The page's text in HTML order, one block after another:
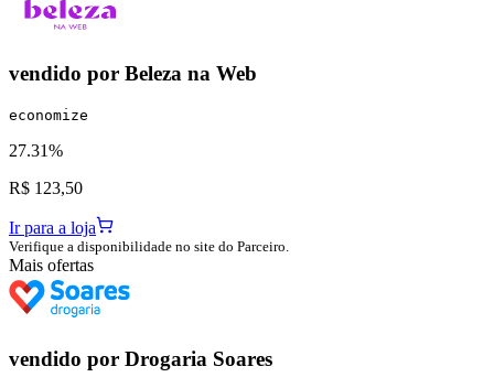
vendido por Beleza na Web
economize
27.31%
R$ 123,50
Ir para a loja
Verifique a disponibilidade no site do Parceiro.
Mais ofertas
vendido por Drogaria Soares